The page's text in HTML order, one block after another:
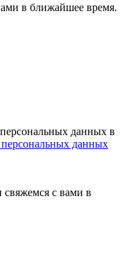
в ближайшее время.
данных в
данных
с вами в